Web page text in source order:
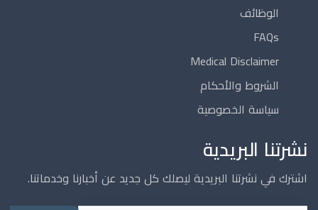
الوظائف
FAQs
Medical Disclaimer
الشروط والأحكام
سياسة الخصوصية
نشرتنا البريدية
اشترك في نشرتنا البريدية ليصلك كل جديد عن أخبارنا وخدماتنا.